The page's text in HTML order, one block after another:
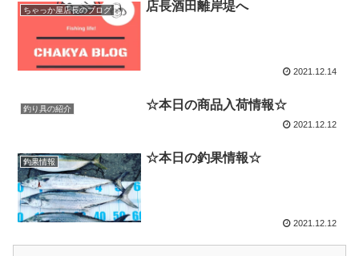
ちゃっか屋店長のブログ 店長酒田離岸堤へ
2021.12.14
釣り具の紹介 ☆本日の商品入荷情報☆
2021.12.12
釣果情報 ☆本日の釣果情報☆
2021.12.12